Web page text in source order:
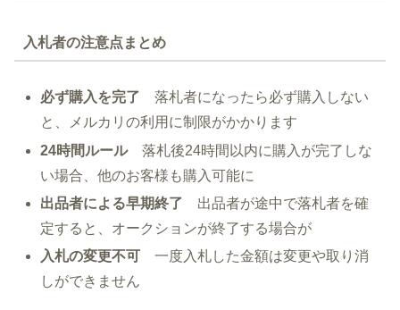
入札者の注意点まとめ
必ず購入を完了 落札者になったら必ず購入しない
と、メルカリの利用に制限がかかります
24時間ルール落札後24時間以内に購入が完了しな
い場合、他のお客様も購入可能に
出品者による早期終了 出品者が途中で落札者を確
定すると、オークションが終了する場合が
入札の変更不可 一度入札した金額は変更や取り消
しができません